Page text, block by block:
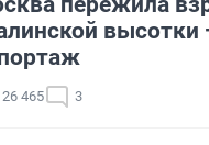
высотки
26 465 3